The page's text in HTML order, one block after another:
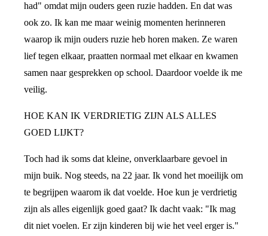
had" omdat mijn ouders geen ruzie hadden. En dat was
ook zo. Ik kan me maar weinig momenten herinneren
waarop ik mijn ouders ruzie heb horen maken. Ze waren
lief tegen elkaar, praatten normaal met elkaar en kwamen
samen naar gesprekken op school. Daardoor voelde ik me
veilig.
HOE KAN IK VERDRIETIG ZIJN ALS ALLES
GOED LIJKT?
Toch had ik soms dat kleine, onverklaarbare gevoel in
mijn buik. Nog steeds, na 22 jaar. Ik vond het moeilijk om
te begrijpen waarom ik dat voelde. Hoe kun je verdrietig
zijn als alles eigenlijk goed gaat? Ik dacht vaak: "Ik mag
dit niet voelen. Er zijn kinderen bij wie het veel erger is."